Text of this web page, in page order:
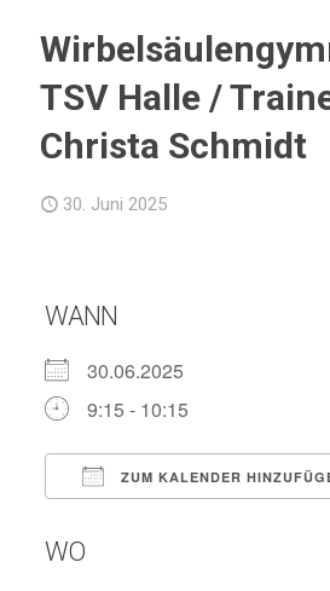
TSV Halle /
Christa Schmidt
30. Juni 2025
WANN
30.06.2025
9:15 - 10:15
ZUM KALENDER
WO